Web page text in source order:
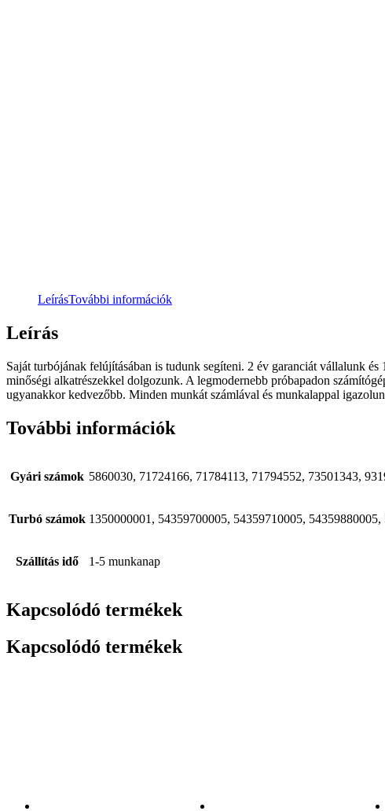
LeírásTovábbi információk
Leírás
Saját turbójának felújításában is tudunk segíteni. 2 év garanciát vállalunk
minőségi alkatrészekkel dolgozunk. A legmodernebb próbapadon
ugyanakkor kedvezőbb. Minden munkát számlával és munkalappal
További információk
Gyári számok 5860030, 71724166, 71784113, 71794552, 73501343,
Turbó számok 1350000001, 54359700005, 54359710005, 54359880005,
Szállítás idő 1-5 munkanap
Kapcsolódó termékek
Kapcsolódó termékek